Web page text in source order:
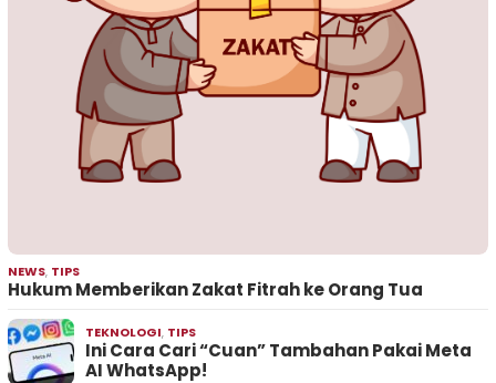
NEWS, TIPS
Hukum Memberikan Zakat Fitrah ke Orang Tua
TEKNOLOGI, TIPS
Ini Cara Cari “Cuan” Tambahan Pakai Meta
AI WhatsApp!